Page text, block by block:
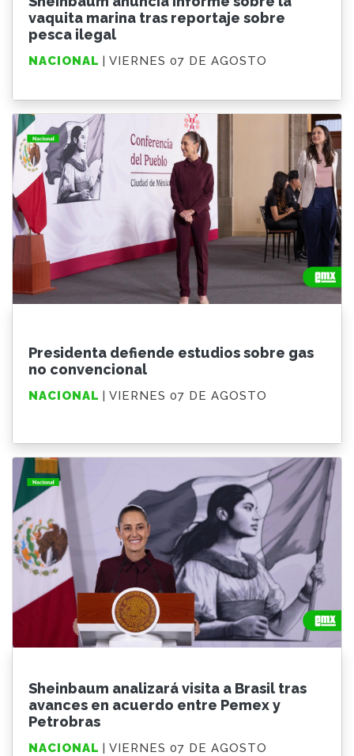
vaquita marina tras reportaje sobre
pesca ilegal
NACIONAL | VIERNES 07 DE AGOSTO
Presidenta defiende estudios sobre gas
no convencional
NACIONAL | VIERNES 07 DE AGOSTO
Sheinbaum analizará visita a Brasil tras
avances en acuerdo entre Pemex y
Petrobras
NACIONAL | VIERNES 07 DE AGOSTO